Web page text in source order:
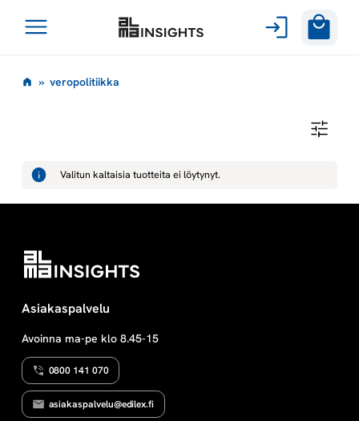
sisältöön
Avaa
v
r
o
p
o
l
i
t
» veropolitiikka
O
P
L
I
K
K
Valitun kaltaisia tuotteita ei löytynyt.
Asiakaspalvelu
Avoinna ma-pe klo 8.45-15
0800 141 070
asiakaspalvelu@edilex.fi